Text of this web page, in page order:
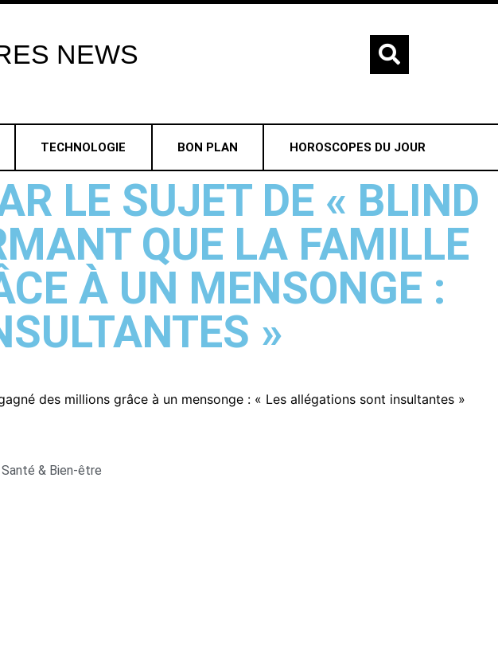
NEWS
TECHNOLOGIE BON PLAN HOROSCOPES DU JOUR
LE SUJET DE « BLIND
QUE LA FAMILLE
À UN MENSONGE :
»
des millions grâce à un mensonge : « Les allégations sont insultantes »
Santé & Bien-être